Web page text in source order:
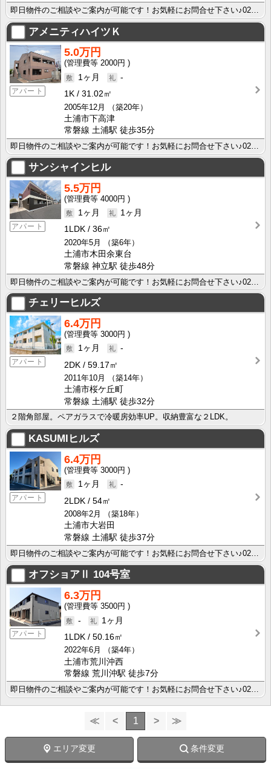
アメニティハイツＫ
アパート
5.0万円
2000円
1ヶ月
-
1K
31.02㎡
2005年12月
（築20年）
土浦市下高津
常磐線 土浦駅 徒歩35分
サンシャインヒル
アパート
5.5万円
4000円
1ヶ月
1ヶ月
1LDK
36㎡
2020年5月
（築6年）
土浦市木田余東台
常磐線 神立駅 徒歩48分
チェリーヒルズ
アパート
6.4万円
3000円
1ヶ月
-
2DK
59.17㎡
2011年10月
（築14年）
土浦市桜ケ丘町
常磐線 土浦駅 徒歩32分
２階角部屋。ペアガラスで冷暖房効率UP。収納豊富な２LDK。
KASUMIヒルズ
アパート
6.4万円
3000円
1ヶ月
-
2LDK
54㎡
2008年2月
（築18年）
土浦市大岩田
常磐線 土浦駅 徒歩37分
オフショアⅡ 104号室
アパート
6.3万円
3500円
-
1ヶ月
1LDK
50.16㎡
2022年6月
（築4年）
土浦市荒川沖西
常磐線 荒川沖駅 徒歩7分
≪ < 1 > ≫
エリア変更 条件変更